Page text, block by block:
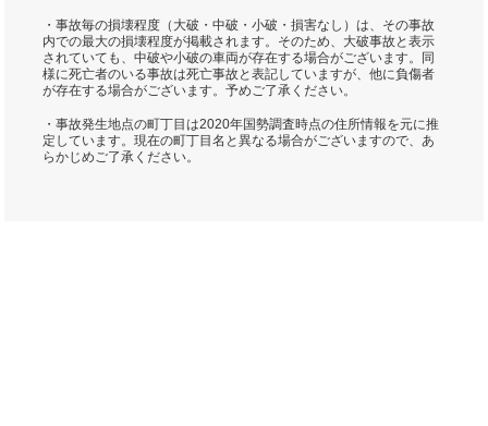
・事故毎の損壊程度（大破・中破・小破・損害なし）は、その事故
内での最大の損壊程度が掲載されます。そのため、大破事故と表示
されていても、中破や小破の車両が存在する場合がございます。同
様に死亡者のいる事故は死亡事故と表記していますが、他に負傷者
が存在する場合がございます。予めご了承ください。
・事故発生地点の町丁目は2020年国勢調査時点の住所情報を元に推
定しています。現在の町丁目名と異なる場合がございますので、あ
らかじめご了承ください。